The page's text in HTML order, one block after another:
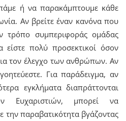
ή να παρακάμπτουμε κάθε
Αν βρείτε έναν κανόνα που
τρόπο συμπεριφοράς ομάδας
πολύ προσεκτικοί όσον
τον έλεγχο των ανθρώπων. Αν
Για παράδειγμα, αν
εγκλήματα διαπράττονται
μπορεί να
την παραβατικότητα βγάζοντας